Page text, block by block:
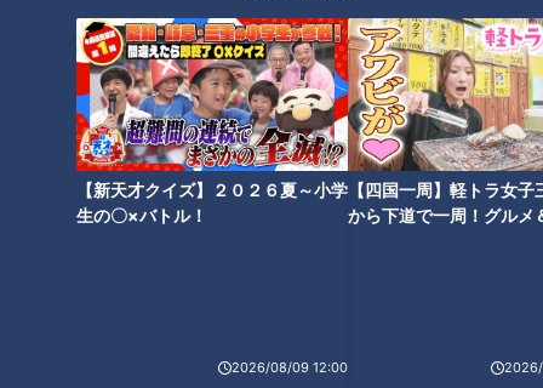
【新天才クイズ】２０２６夏～小学
生の〇×バトル！
2026/08/09 12:00
【四国一周】軽トラ女子
から下道で一周！グルメ
【古舘伊知郎が石井アナに“秘
策”を伝授!?本気でアナウンサー
の世界を語ります】ゴゴスマ生
【大御所・政治家・人気MCを
完コピ!?石井アナモノマネ大連
発】あと10分、生でしゃべりま